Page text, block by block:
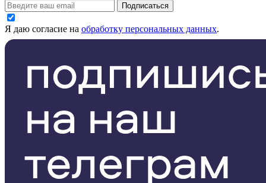
Подписаться
Я даю согласие на обработку персональных данных.